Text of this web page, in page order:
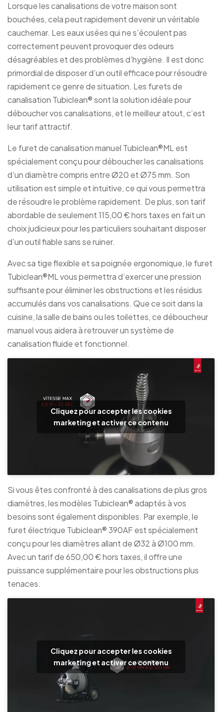
Lorsque les canalisations de votre maison sont
bouchées, cela peut rapidement devenir un véritable
cauchemar. Les eaux usées qui ne s’écoulent pas
correctement peuvent provoquer des odeurs
désagréables et des problèmes d’hygiène. Il est donc
primordial de disposer d’un outil efficace pour résoudre
rapidement ce genre de situation. Les furets de
canalisation Tubiclean® sont la solution idéale pour
déboucher vos canalisations, et le meilleur atout, c’est
leur tarif attractif.
Le furet de canalisation manuel Tubiclean®ML est
spécialement conçu pour déboucher les canalisations
d’un diamètre compris entre Ø20 et Ø75 mm. Son
utilisation est simple et intuitive, ce qui vous permettra
de résoudre le problème rapidement. De plus, son tarif
abordable de seulement 115,00 € hors taxes en fait un
choix judicieux pour les particuliers souhaitant disposer
d’un outil fiable sans se ruiner.
Avec sa tige flexible et sa poignée ergonomique, le furet
Tubiclean®ML vous permettra d’exercer une pression
suffisante pour éliminer les obstructions et les résidus
accumulés dans vos canalisations. Que ce soit dans la
cuisine, la salle de bains ou les toilettes, ce déboucheur
manuel vous aidera à retrouver un système de
canalisation fluide et fonctionnel.
Cliquez pour accepter les cookies
marketing et activer ce contenu
Si vous êtes confronté à des canalisations de plus gros
diamètres, les modèles Tubiclean® adaptés à vos
besoins sont également disponibles. Par exemple, le
furet électrique Tubiclean® 390AF est spécialement
conçu pour les diamètres allant de Ø32 à Ø100 mm.
Avec un tarif de 650,00 € hors taxes, il offre une
puissance supplémentaire pour les obstructions plus
tenaces.
Cliquez pour accepter les cookies
marketing et activer ce contenu